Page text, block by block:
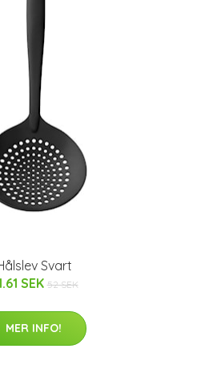
Svart
SEK 52 SEK
MER INFO!